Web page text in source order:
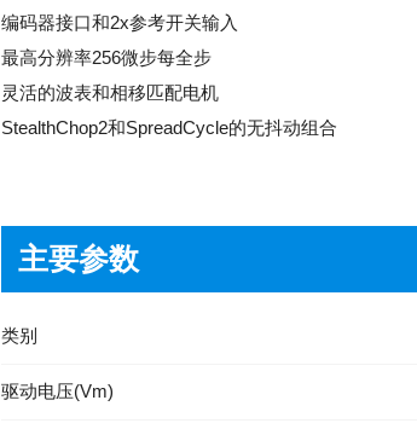
编码器接口和2x参考开关输入
最高分辨率256微步每全步
灵活的波表和相移匹配电机
StealthChop2和SpreadCycle的无抖动组合
主要参数
类别
驱动电压(Vm)